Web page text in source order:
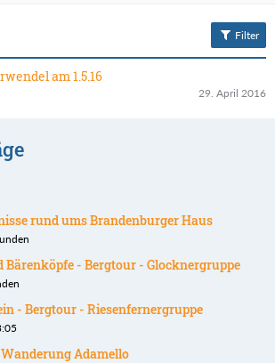
Filter
am 1.5.16
29. April 2016
rund ums Brandenburger Haus
Bärenköpfe - Bergtour - Glocknergruppe
- Bergtour - Riesenfernergruppe
Adamello